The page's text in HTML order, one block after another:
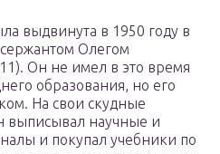
выдвинута в 1950 году в
Олегом
Он не имел в это время
образования, но его
На свои скудные
выписывал научные и
и покупал учебники по